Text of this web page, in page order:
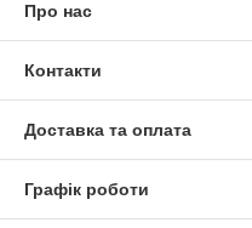
Про нас
Контакти
Доставка та оплата
Графік роботи